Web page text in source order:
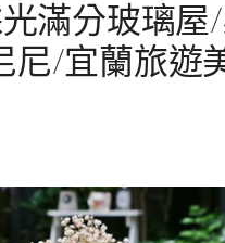
滿分玻璃屋
/宜蘭旅遊